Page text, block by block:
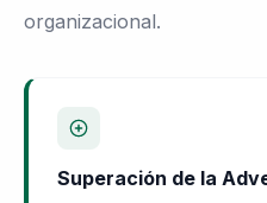
organizacional.
Superación de la